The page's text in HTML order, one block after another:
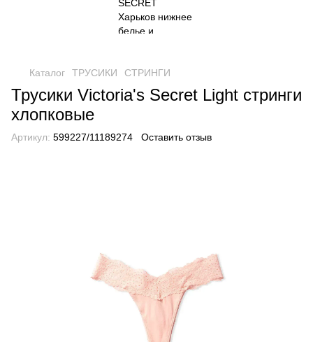
Каталог ТРУСИКИ СТРИНГИ
Трусики Victoria's Secret Light стринги
хлопковые
Артикул: 599227/11189274 Оставить отзыв